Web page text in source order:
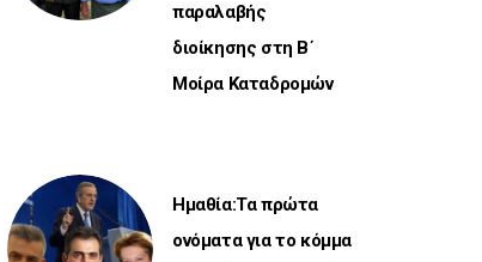
παραλαβής
διοίκησης στη Β΄
Μοίρα Καταδρομών
Ημαθία:Τα πρώτα
ονόματα για το κόμμα